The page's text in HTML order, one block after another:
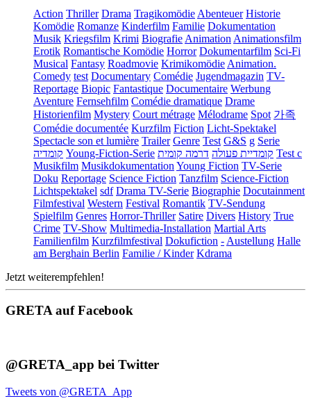
Action Thriller Drama Tragikomödie Abenteuer Historie
Komödie Romanze Kinderfilm Familie Dokumentation
Musik Kriegsfilm Krimi Biografie Animation Animationsfilm
Erotik Romantische Komödie Horror Dokumentarfilm Sci-Fi
Musical Fantasy Roadmovie Krimikomödie Animation.
Comedy test Documentary Comédie Jugendmagazin TV-
Reportage Biopic Fantastique Documentaire Werbung
Aventure Fernsehfilm Comédie dramatique Drame
Historienfilm Mystery Court métrage Mélodrame Spot 가족
Comédie documentée Kurzfilm Fiction Licht-Spektakel
Spectacle son et lumière Trailer Genre Test G&S g Serie
קומדיה Young-Fiction-Serie קומדיית פעולה דרמה קומית
Test c
Musikfilm Musikdokumentation Young Fiction TV-Serie
Doku Reportage Science Fiction Tanzfilm Science-Fiction
Lichtspektakel sdf Drama TV-Serie Biographie Docutainment
Filmfestival Western Festival Romantik TV-Sendung
Spielfilm Genres Horror-Thriller Satire Divers History True
Crime TV-Show Multimedia-Installation Martial Arts
Familienfilm Kurzfilmfestival Dokufiction - Austellung Halle
am Berghain Berlin Familie / Kinder Kdrama
Jetzt weiterempfehlen!
GRETA auf Facebook
@GRETA_app bei Twitter
Tweets von @GRETA_App